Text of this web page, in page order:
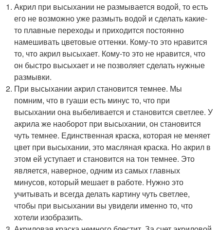
Акрил при высыхании не размывается водой, то есть
его не возможно уже размыть водой и сделать какие-
то плавные переходы и приходится постоянно
намешивать цветовые оттенки. Кому-то это нравится
то, что акрил высыхает. Кому-то это не нравится, что
он быстро высыхает и не позволяет сделать нужные
размывки.
При высыхании акрил становится темнее. Мы
помним, что в гуаши есть минус то, что при
высыхании она выбеливается и становится светлее. У
акрила же наоборот при высыхании, он становится
чуть темнее. Единственная краска, которая не меняет
цвет при высыхании, это масляная краска. Но акрил в
этом ей уступает и становится на тон темнее. Это
является, наверное, одним из самых главных
минусов, который мешает в работе. Нужно это
учитывать и всегда делать картину чуть светлее,
чтобы при высыхании вы увидели именно то, что
хотели изобразить.